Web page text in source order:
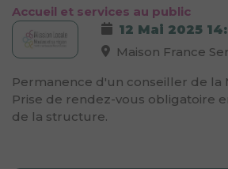
Accueil et services au public
12 Mai 2025
Maison France
Permanence d'un conseiller de la
Prise de rendez-vous obligatoire
de la structure.